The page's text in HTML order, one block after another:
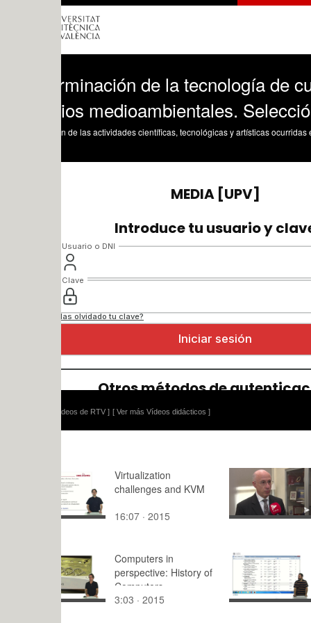
de la tecnología de cultivo
medioambientales. Selección
de las actividades científicas, tecnológicas y artísticas ocurridas en los tres
[ Ver más Vídeos didácticos ]
Virtualization
challenges and KVM
16:07 · 2015
Convenio
University
2:42 · 2024
Computers in
perspective: History of
Computers
3:03 · 2015
CR
5:50 · 2018